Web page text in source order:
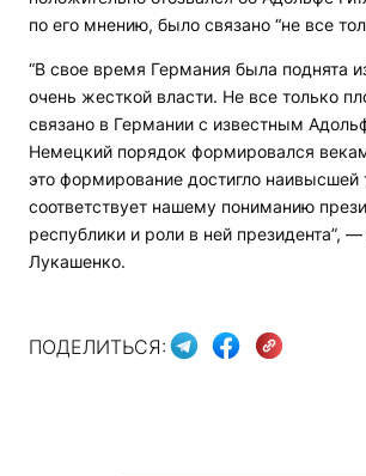
по его мнению, было связано “не все
“В свое время Германия была поднята
очень жесткой власти. Не все только
связано в Германии с известным
Немецкий порядок формировался
это формирование достигло наивысшей
соответствует нашему пониманию
республики и роли в ней президента”, —
Лукашенко.
ПОДЕЛИТЬСЯ: